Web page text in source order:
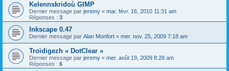
Kelennskridoù GIMP
Dernier message par jeremy « mar. févr. 16, 2010 11:31 am
Réponses : 3
Inkscape 0.47
Dernier message par Alan Monfort « mer. nov. 25, 2009 7:18 am
Troidigezh « DotClear »
Dernier message par jeremy « mer. août 19, 2009 8:28 am
Réponses : 6